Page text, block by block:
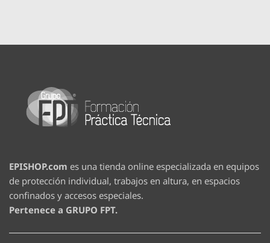
EPISHOP.com es una tienda online especializada en equipos
de protección individual, trabajos en altura, en espacios
confinados y accesos especiales.
Pertenece a GRUPO FPT.